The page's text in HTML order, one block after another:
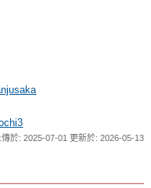
傳於: 2025-07-01 更新於: 2026-05-13